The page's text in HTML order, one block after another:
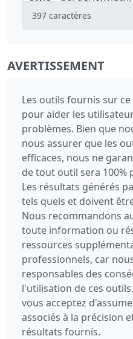
397 caractères
AVERTISSEMENT
Les outils fournis sur
pour aider les
problèmes. Bien que
nous assurer que les
efficaces, nous ne
de tout outil sera 100%
Les résultats générés
tels quels et doivent
Nous recommandons
toute information ou
ressources
professionnels, car
responsables des
l'utilisation de ces
vous acceptez
associés à la précision
résultats fournis.